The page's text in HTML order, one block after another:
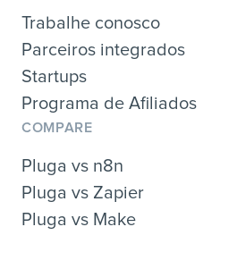
Trabalhe conosco
Parceiros integrados
Startups
Programa de Afiliados
COMPARE
Pluga vs n8n
Pluga vs Zapier
Pluga vs Make